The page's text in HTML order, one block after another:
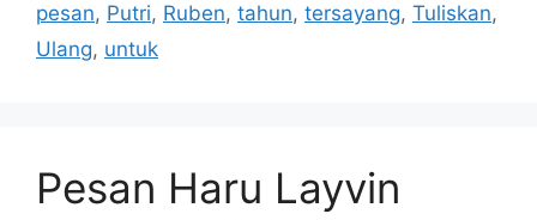
pesan, Putri, Ruben, tahun, tersayang, Tuliskan,
Ulang, untuk
Pesan Haru Layvin